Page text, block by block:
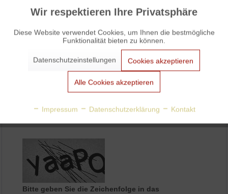
Bitte geben Sie die Zeichenfolge in das
Funktionale Aktiv
Aktiv
Aktiv
Personalisierung
Wir respektieren Ihre Privatsphäre
Diese Website verwendet Cookies, um Ihnen die bestmögliche
Funktionalität bieten zu können.
Datenschutzeinstellungen Cookies akzeptieren
Alle Cookies akzeptieren
Impressum Datenschutzerklärung Kontakt